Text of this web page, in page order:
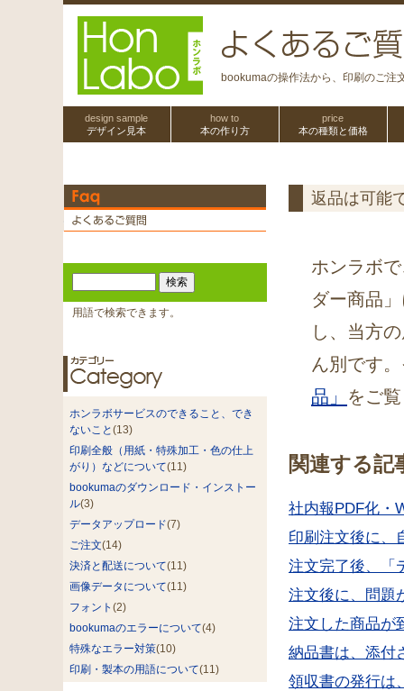
bookumaの操作法から、印刷のご注
design sample
デザイン見本
how to
本の作り方
price
本の種類と価格
返品は可能
ホンラボ
ダー商品
し、当方
ん別です
品」 をご
関連する記
社内報PDF化・
印刷注文後に、
注文完了後、「
注文後に、問題
注文した商品が
納品書は、添付
領収書の発行は
用語で検索できます。
ホンラボサービスのできること、でき
ないこと(13)
印刷全般（用紙・特殊加工・色の仕上
がり）などについて(11)
bookumaのダウンロード・インストー
ル(3)
データアップロード(7)
ご注文(14)
決済と配送について(11)
画像データについて(11)
フォント (2)
bookumaのエラーについて(4)
特殊なエラー対策(10)
印刷・製本の用語について(11)